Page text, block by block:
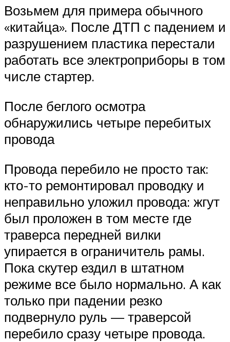
Возьмем для примера обычного
«китайца». После ДТП с падением и
разрушением пластика перестали
работать все электроприборы в том
числе стартер.
После беглого осмотра
обнаружились четыре перебитых
провода
Провода перебило не просто так:
кто-то ремонтировал проводку и
неправильно уложил провода: жгут
был проложен в том месте где
траверса передней вилки
упирается в ограничитель рамы.
Пока скутер ездил в штатном
режиме все было нормально. А как
только при падении резко
подвернуло руль — траверсой
перебило сразу четыре провода.